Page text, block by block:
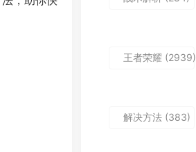
王者荣耀 (2939)
解决方法 (383)